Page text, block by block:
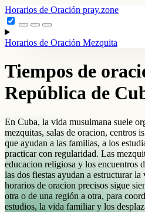
Horarios de Oración pray.zone
Horarios de Oración Mezquita
Tiempos de
República de
En Cuba, la vida musulmana suele
mezquitas, salas de oracion, centros
que ayudan a las familias, a los
practicar con regularidad. Las
educacion religiosa y los encuentros
las dos fiestas ayudan a estructurar
horarios de oracion precisos sigue
otra o de una región a otra, para
estudios, la vida familiar y los